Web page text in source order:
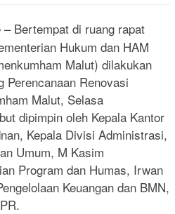
– Bertempat di ruang rapat
Hukum dan HAM
Malut) dilakukan
Perencanaan Renovasi
Malut, Selasa
dipimpin oleh Kepala Kantor
Kepala Divisi Administrasi,
Umum, M Kasim
Program dan Humas, Irwan
Keuangan dan BMN,